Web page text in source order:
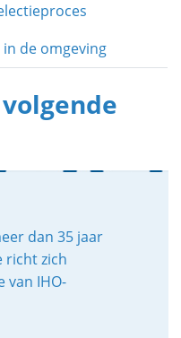
de omgeving
dan 35 jaar
richt zich
van IHO-